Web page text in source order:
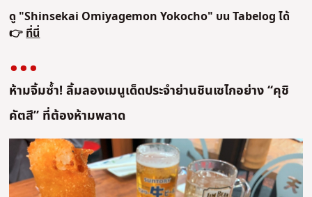
ดู "Shinsekai Omiyagemon Yokocho" บน Tabelog ได้
👉 ที่นี่
ห้ามจิ้มซ้ำ! ลิ้มลองเมนูเด็ดประจำย่านชินเซไกอย่าง “คุชิ
คัตสึ” ที่ต้องห้ามพลาด